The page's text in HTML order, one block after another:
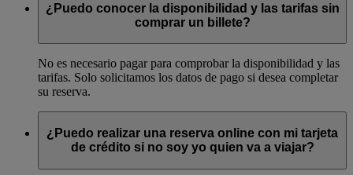
¿Puedo conocer la disponibilidad y las tarifas sin
comprar un billete?
No es necesario pagar para comprobar la disponibilidad y las
tarifas. Solo solicitamos los datos de pago si desea completar
su reserva.
¿Puedo realizar una reserva online con mi tarjeta
de crédito si no soy yo quien va a viajar?